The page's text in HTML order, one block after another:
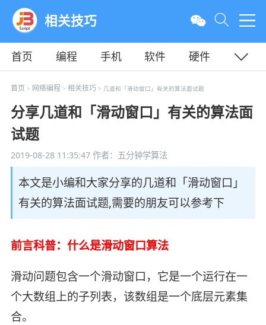
相关技巧
首页 编程 手机 软件
硬件
教程
平面 服务器
首页 > 网络编程 > 相关技巧 > 几道和「滑动窗口」有关的算法面试题
分享几道和「滑动窗口」有关的算法面
试题
2019-08-28 11:35:47作者：五分钟学算法
本文是小编和大家分享的几道和「滑动窗口」
有关的算法面试题,需要的朋友可以参考下
前言科普：什么是滑动窗口算法
滑动问题包含一个滑动窗口，它是一个运行在一
个大数组上的子列表，该数组是一个底层元素集
合。